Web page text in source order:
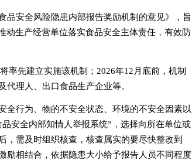
品安全风险隐患内部报告奖励机制的意见》，旨
动生产经营单位落实食品安全主体责任，有效防
率先建立实施该机制；2026年12月底前，机制
理人、出口食品生产企业等。
全行为、物的不安全状态、环境的不安全因素以
安全内部知情人举报系统”，选择向所在单位或
需及时组织核查，核查属实的要尽快整改到
励相结合，依据隐患大小给予报告人员不同程度